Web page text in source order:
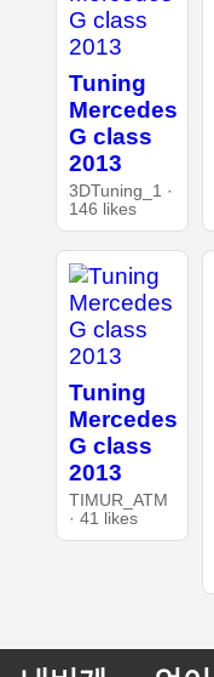
Tuning
Mercedes
G class
2013
3DTuning_1 ·
146 likes
Tuning
Mercedes
G class
2013
TIMUR_ATM
· 41 likes